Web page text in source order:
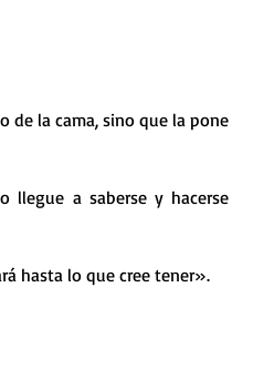
2023
Catecismo de la Iglesia Católica
de la cama, sino que la pone
llegue a saberse y hacerse
hasta lo que cree tener».